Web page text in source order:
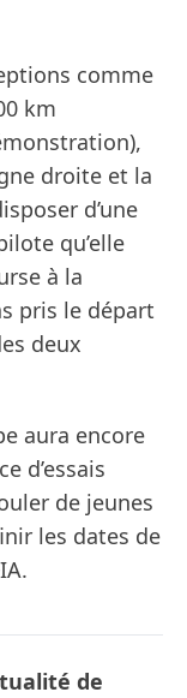
comme
km
droite et la
d’une
qu’elle
à la
pris le départ
deux
aura encore
d’essais
de jeunes
les dates de
de